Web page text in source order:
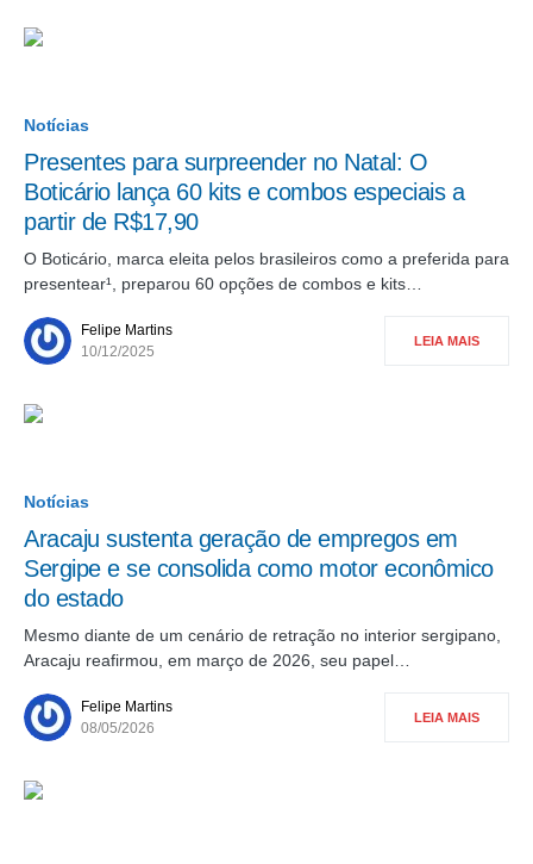
Notícias
Presentes para surpreender no Natal: O
Boticário lança 60 kits e combos especiais a
partir de R$17,90
O Boticário, marca eleita pelos brasileiros como a preferida para
presentear¹, preparou 60 opções de combos e kits…
Felipe Martins
10/12/2025
LEIA MAIS
Notícias
Aracaju sustenta geração de empregos em
Sergipe e se consolida como motor econômico
do estado
Mesmo diante de um cenário de retração no interior sergipano,
Aracaju reafirmou, em março de 2026, seu papel…
Felipe Martins
08/05/2026
LEIA MAIS